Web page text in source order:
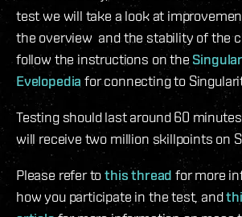
test we will take a look at
the overview and the stability of the
follow the instructions on the
Evelopedia for connecting to
Testing should last around 60
will receive two million skillpoints on
Please refer tothis thread for more
how you participate in the test, and